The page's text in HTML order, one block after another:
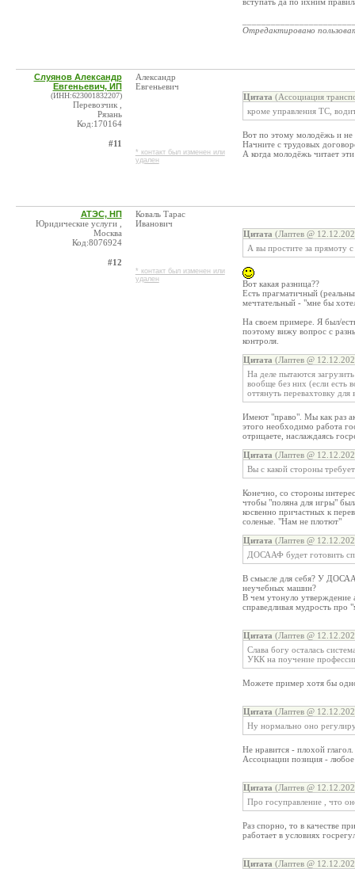
Отредактировано
Слуянов Александр
Евгеньевич, ИП
(ИНН:623001832207)
Перевозчик ,
Рязань
Код:170164
#11
Александр
Евгеньевич
* контакт был изменен или
удален
Цитата (Ассоциация
кроме управления ТС,
Вот по этому молодёжь и не
Начните с трудовых
А когда молодёжь читает
АТЭС, НП
Юридические услуги ,
Москва
Код:8076924
#12
Коваль Тарас
Иванович
* контакт был изменен или
удален
Цитата (Лаптев @
А вы простите за прямоту
Вот какая разница??
Есть прагматичный
мечтательный - "мне бы
На своем примере. Я был/
поэтому вижу вопрос с
контроля.
Цитата (Лаптев @
На деле пытаются
вообще без них (если есть
оттянуть перевахтовку
Имеют "право". Мы как раз
этого необходимо работа
отрицаете, наслаждаясь
Цитата (Лаптев @
Вы с какой стороны
Конечно, со стороны
чтобы "поляна для игры"
косвенно причастных к
соленые. "Нам не плотют"
Цитата (Лаптев @
ДОСААФ будет готовить
В смысле для себя? У
неучебных машин?
В чем утонуло утверждение
справедливая мудрость про
Цитата (Лаптев @
Слава богу осталась
УКК на поучение
Можете пример хотя бы
Цитата (Лаптев @
Ну нормально оно
Не нравится - плохой
Ассоциации позиция - любое
Цитата (Лаптев @
Про госуправление , что
Раз спорно, то в качестве
работает в условиях
Цитата (Лаптев @